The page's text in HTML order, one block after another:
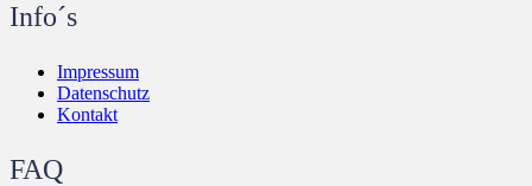
Info´s
Impressum
Datenschutz
Kontakt
FAQ